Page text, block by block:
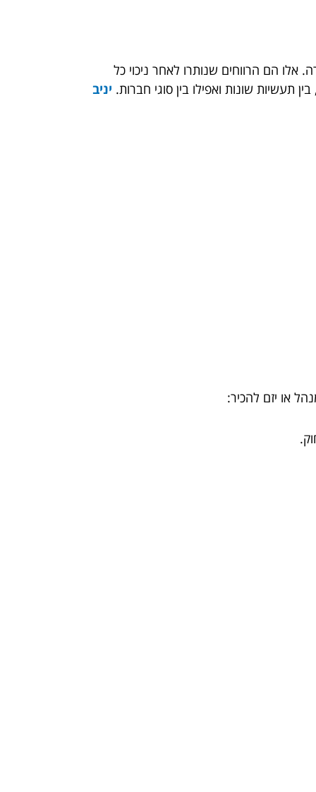
הם הרווחים שנותרו לאחר ניכוי כל
שונות ואפילו בין סוגי חברות. יניב
או יזם להכיר: